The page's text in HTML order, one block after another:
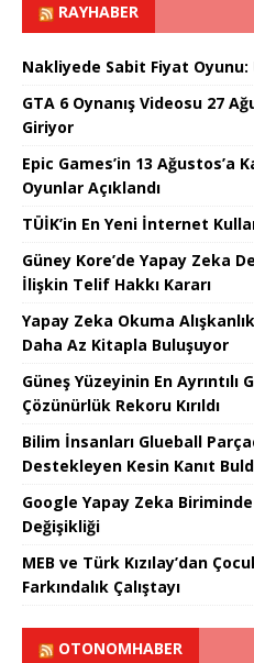
RAYHABER
Nakliyede Sabit Fiyat
GTA 6 Oynanış Videosu 27
Giriyor
Epic Games’in 13 Ağustos’a
Oyunlar Açıklandı
TÜİK’in En Yeni İnternet
Güney Kore’de Yapay Zeka
İlişkin Telif Hakkı Kararı
Yapay Zeka Okuma
Daha Az Kitapla Buluşuyor
Güneş Yüzeyinin En
Çözünürlük Rekoru Kırıldı
Bilim İnsanları Glueball
Destekleyen Kesin Kanıt
Google Yapay Zeka
Değişikliği
MEB ve Türk Kızılay’dan
Farkındalık Çalıştayı
OTONOMHABER